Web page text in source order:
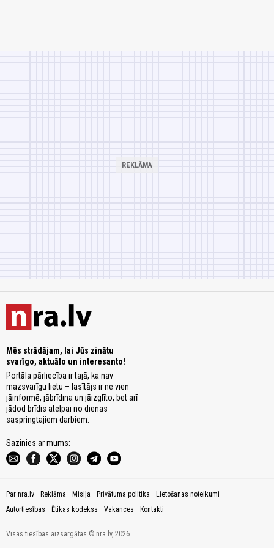
Mēs strādājam, lai Jūs zinātu
svarīgo, aktuālo un interesanto!
Portāla pārliecība ir tajā, ka nav
mazsvarīgu lietu – lasītājs ir ne vien
jāinformē, jābrīdina un jāizglīto, bet arī
jādod brīdis atelpai no dienas
saspringtajiem darbiem.
Sazinies ar mums:
Par nra.lv Reklāma Misija Privātuma politika
Lietošanas noteikumi
Autortiesības
Ētikas kodekss Vakances Kontakti
Visas tiesības aizsargātas © nra.lv, 2026